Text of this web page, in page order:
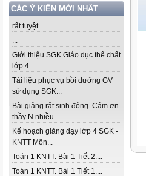
CÁC Ý KIẾN MỚI NHẤT
rất tuyệt...
...
Giới thiệu SGK Giáo dục thể chất
lớp 4...
Tài liệu phục vụ bồi dưỡng GV
sử dụng SGK...
Bài giảng rất sinh động. Cảm ơn
thầy N nhiều...
Kế hoạch giảng dạy lớp 4 SGK -
KNTT Môn...
Toán 1 KNTT. Bài 1 Tiết 2....
Toán 1 KNTT. Bài 1 Tiết 1....